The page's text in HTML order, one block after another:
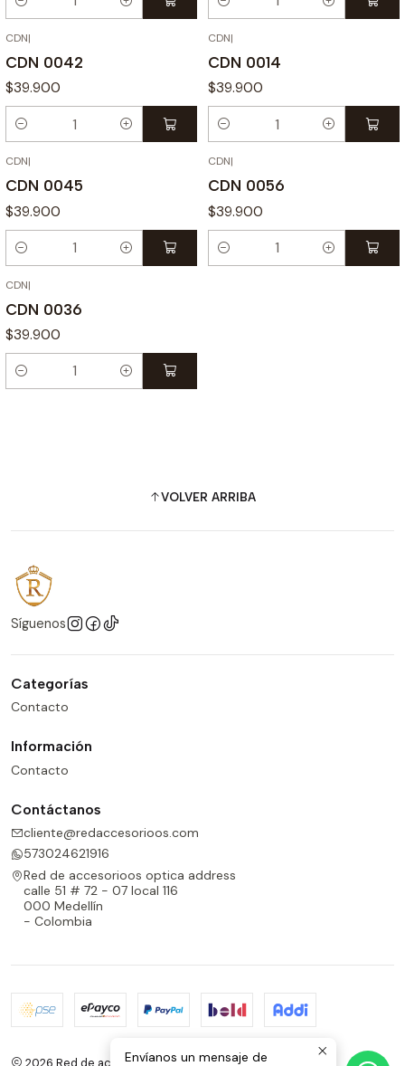
Cantidad Cantidad
CDN|
CDN 0042
$39.900
Cantidad
CDN|
CDN 0014
$39.900
Cantidad
CDN|
CDN 0045
$39.900
Cantidad
CDN|
CDN 0056
$39.900
Cantidad
CDN|
CDN 0036
$39.900
Cantidad
VOLVER ARRIBA
Síguenos
Categorías
Contacto
Información
Contacto
Contáctanos
cliente@redaccesorioos.com
573024621916
Red de accesorioos optica address
calle 51 # 72 - 07 local 116
000 Medellín
- Colombia
2026 Red de accesorioos optica.
Envíanos un mensaje de